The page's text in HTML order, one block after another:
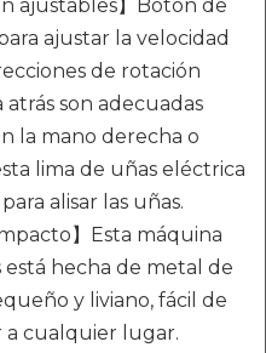
ajustables】Botón de
ajustar la velocidad
de rotación
atrás son adecuadas
la mano derecha o
lima de uñas eléctrica
alisar las uñas.
】Esta máquina
hecha de metal de
y liviano, fácil de
a cualquier lugar.